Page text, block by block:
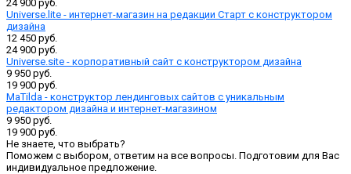
24 900 руб.
Universe.lite - интернет-магазин на редакции Старт с конструктором
дизайна
12 450 руб.
24 900 руб.
Universe.site - корпоративный сайт с конструктором дизайна
9 950 руб.
19 900 руб.
MaTilda - конструктор лендинговых сайтов с уникальным
редактором дизайна и интернет-магазином
9 950 руб.
19 900 руб.
Не знаете, что выбрать?
Поможем с выбором, ответим на все вопросы. Подготовим для Вас
индивидуальное предложение.